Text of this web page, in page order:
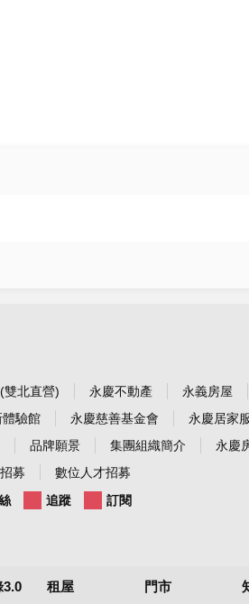
雙北直營) 永慶不動產
永義房屋
體驗館 永慶慈善基金會
永慶居家
品牌願景 集團組織簡介
永慶
募
數位人才招募
追蹤 訂閱
3.0 租屋 門市